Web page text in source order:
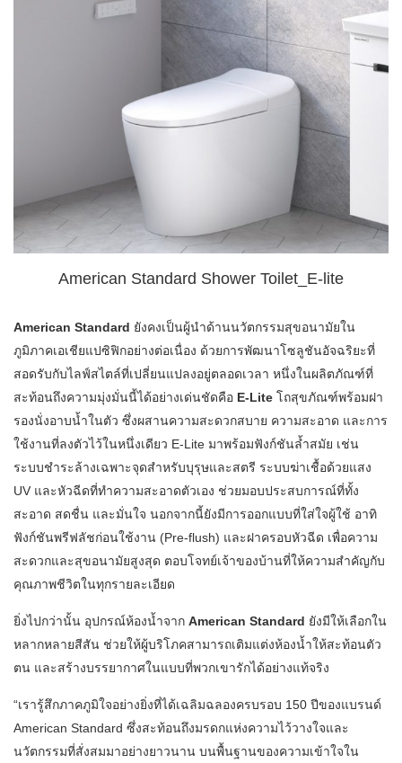
American Standard Shower Toilet_E-lite
American Standard ยังคงเป็นผู้นำด้านนวัตกรรมสุขอนามัยใน
ภูมิภาคเอเชียแปซิฟิกอย่างต่อเนื่อง ด้วยการพัฒนาโซลูชันอัจฉริยะที่
สอดรับกับไลฟ์สไตล์ที่เปลี่ยนแปลงอยู่ตลอดเวลา หนึ่งในผลิตภัณฑ์ที่
สะท้อนถึงความมุ่งมั่นนี้ได้อย่างเด่นชัดคือ E-Lite โถสุขภัณฑ์พร้อมฝา
รองนั่งอาบน้ำในตัว ซึ่งผสานความสะดวกสบาย ความสะอาด และการ
ใช้งานที่ลงตัวไว้ในหนึ่งเดียว E-Lite มาพร้อมฟังก์ชันล้ำสมัย เช่น
ระบบชำระล้างเฉพาะจุดสำหรับบุรุษและสตรี ระบบฆ่าเชื้อด้วยแสง
UV และหัวฉีดที่ทำความสะอาดตัวเอง ช่วยมอบประสบการณ์ที่ทั้ง
สะอาด สดชื่น และมั่นใจ นอกจากนี้ยังมีการออกแบบที่ใส่ใจผู้ใช้ อาทิ
ฟังก์ชันพรีฟลัชก่อนใช้งาน (Pre-flush) และฝาครอบหัวฉีด เพื่อความ
สะดวกและสุขอนามัยสูงสุด ตอบโจทย์เจ้าของบ้านที่ให้ความสำคัญกับ
คุณภาพชีวิตในทุกรายละเอียด
ยิ่งไปกว่านั้น อุปกรณ์ห้องน้ำจาก American Standard ยังมีให้เลือกใน
หลากหลายสีสัน ช่วยให้ผู้บริโภคสามารถเติมแต่งห้องน้ำให้สะท้อนตัว
ตน และสร้างบรรยากาศในแบบที่พวกเขารักได้อย่างแท้จริง
“เรารู้สึกภาคภูมิใจอย่างยิ่งที่ได้เฉลิมฉลองครบรอบ 150 ปีของแบรนด์
American Standard ซึ่งสะท้อนถึงมรดกแห่งความไว้วางใจและ
นวัตกรรมที่สั่งสมมาอย่างยาวนาน บนพื้นฐานของความเข้าใจใน